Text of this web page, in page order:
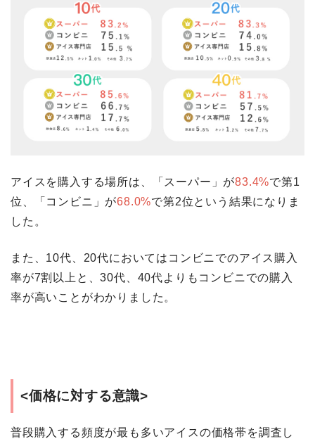
アイスを購入する場所は、「スーパー」が83.4%で第1
位、「コンビニ」が68.0%で第2位という結果になりま
した。
また、10代、20代においてはコンビニでのアイス購入
率が7割以上と、30代、40代よりもコンビニでの購入
率が高いことがわかりました。
<価格に対する意識>
普段購入する頻度が最も多いアイスの価格帯を調査し